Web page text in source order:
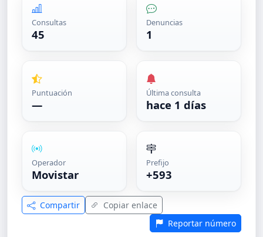
Consultas
45
Denuncias
1
Puntuación
—
Última consulta
hace 1 días
Operador
Movistar
Prefijo
+593
Compartir
Copiar enlace
Reportar número